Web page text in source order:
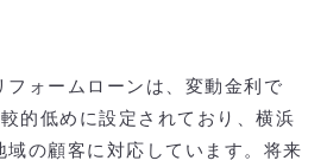
フォームローンは、変動金利で
的低めに設定されており、横浜
域の顧客に対応しています。将来